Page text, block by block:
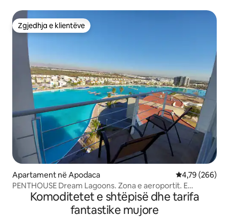
Zgjedhja e klientëve
Zgjedhja e klientëve
Apartament në Apodaca Vlerësimi
4,79 (266)
PENTHOUSE Dream Lagoons. Zona e aeroportit. E
PËRKRYER
Komoditetet e shtëpisë dhe tarifa
fantastike mujore